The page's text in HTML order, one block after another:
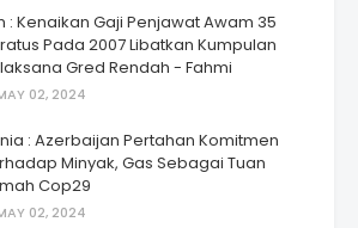
: Kenaikan Gaji Penjawat Awam 35
Pada 2007 Libatkan Kumpulan
Gred Rendah - Fahmi
02, 2024
: Azerbaijan Pertahan Komitmen
Minyak, Gas Sebagai Tuan
Cop29
02, 2024